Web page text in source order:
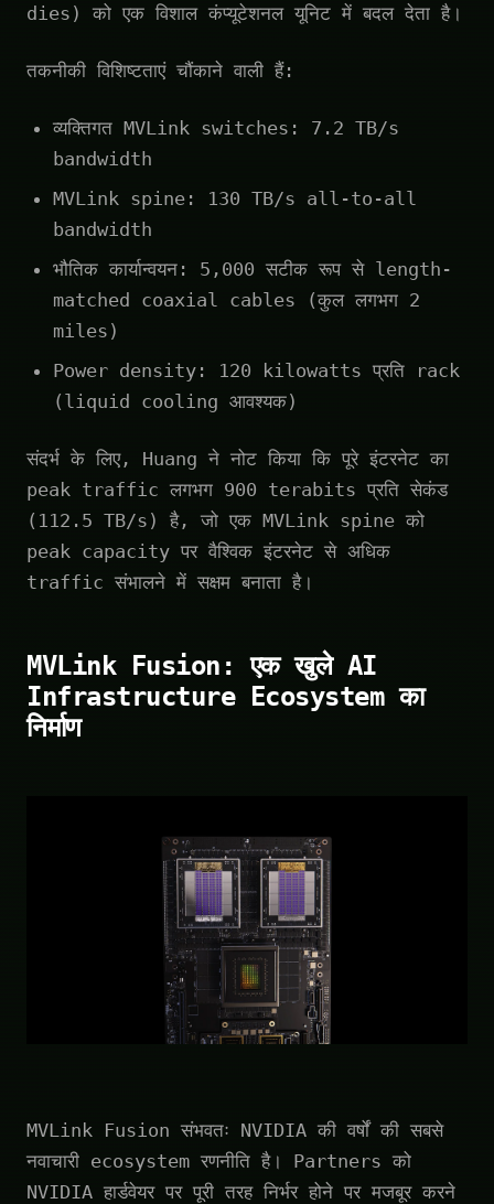
dies) को एक विशाल कंप्यूटेशनल यूनिट में बदल देता है।
तकनीकी विशिष्टताएं चौंकाने वाली हैं:
व्यक्तिगत MVLink switches: 7.2 TB/s
bandwidth
MVLink spine: 130 TB/s all-to-all
bandwidth
भौतिक कार्यान्वयन: 5,000 सटीक रूप से length-
matched coaxial cables (कुल लगभग 2
miles)
Power density: 120 kilowatts प्रति rack
(liquid cooling आवश्यक)
संदर्भ के लिए, Huang ने नोट किया कि पूरे इंटरनेट का
peak traffic लगभग 900 terabits प्रति सेकंड
(112.5 TB/s) है, जो एक MVLink spine को
peak capacity पर वैश्विक इंटरनेट से अधिक
traffic संभालने में सक्षम बनाता है।
MVLink Fusion: एक खुले AI
Infrastructure Ecosystem का
निर्माण
MVLink Fusion संभवतः NVIDIA की वर्षों की सबसे
नवाचारी ecosystem रणनीति है। Partners को
NVIDIA हार्डवेयर पर पूरी तरह निर्भर होने पर मजबूर करने